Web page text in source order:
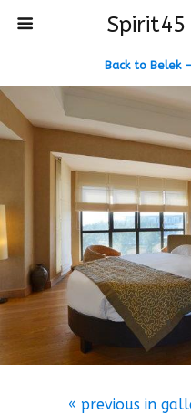
Back to Belek
« previous in